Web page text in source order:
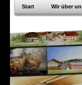
Start Wir über